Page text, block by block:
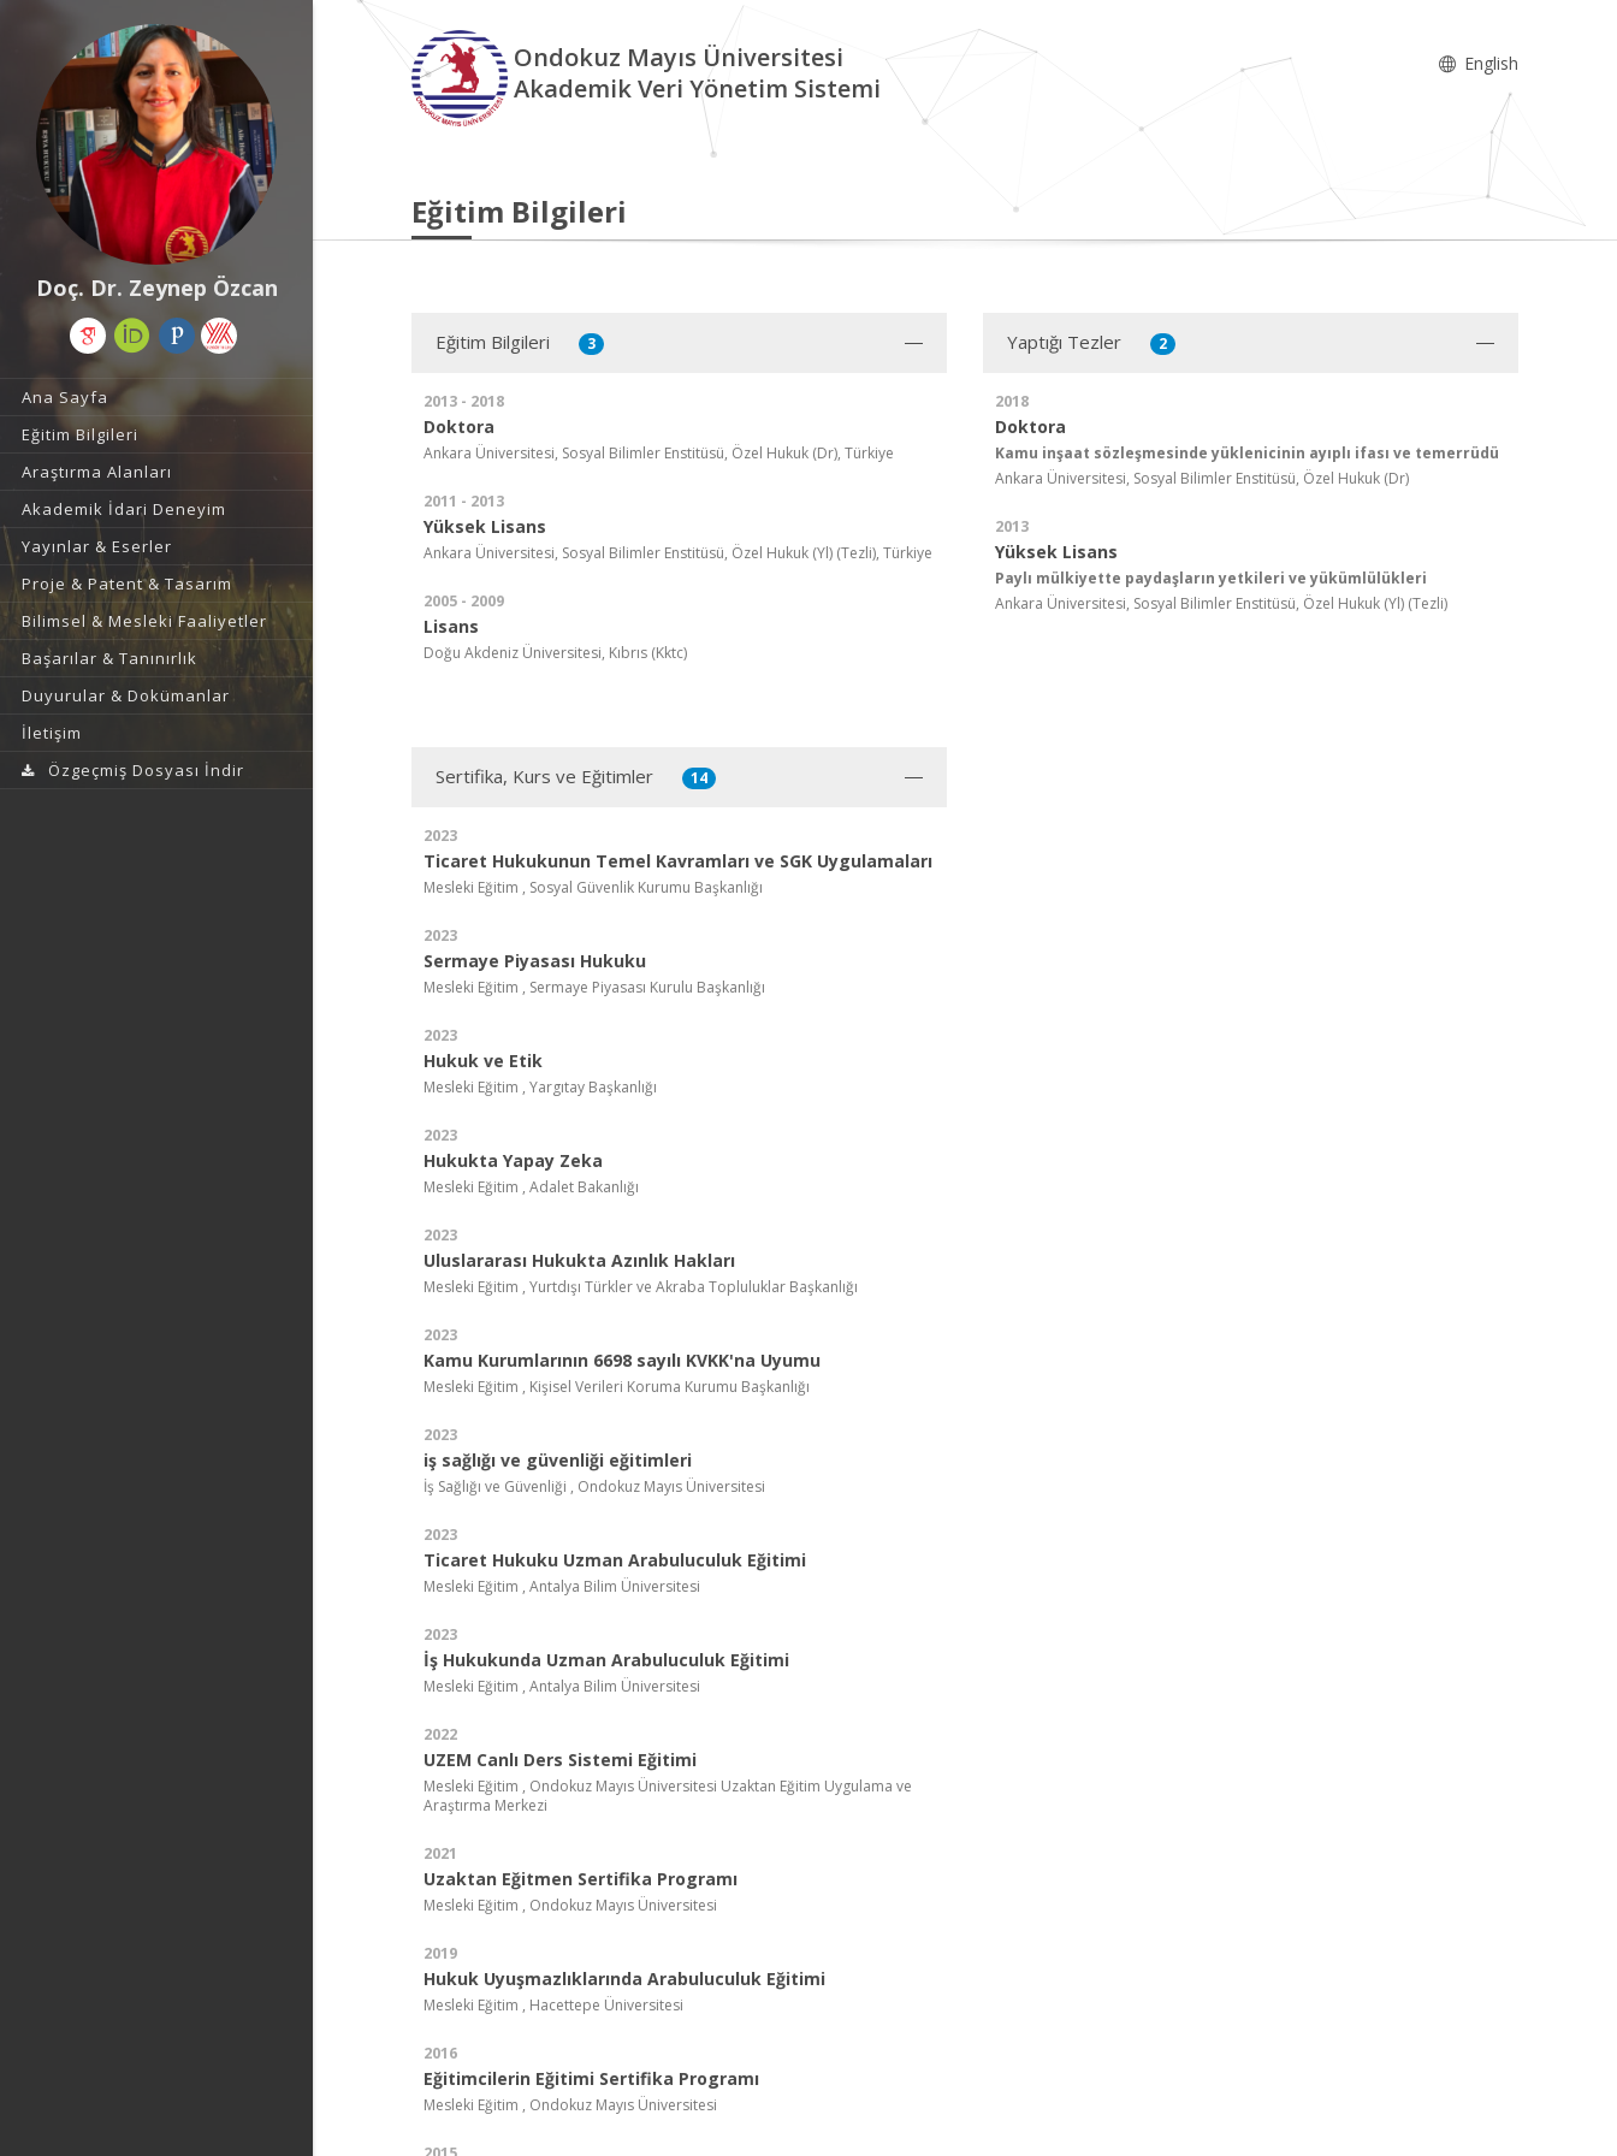
Doç. Dr. Zeynep Özcan
Ana Sayfa
Eğitim Bilgileri
Araştırma Alanları
Akademik İdari Deneyim
Yayınlar & Eserler
Proje & Patent & Tasarım
Bilimsel & Mesleki Faaliyetler
Başarılar & Tanınırlık
Duyurular & Dokümanlar
İletişim
Özgeçmiş Dosyası İndir
Ondokuz Mayıs Üniversitesi
Akademik Veri Yönetim Sistemi
English
Eğitim Bilgileri
Eğitim Bilgileri 3
2013 - 2018
Doktora
Ankara Üniversitesi, Sosyal Bilimler Enstitüsü, Özel Hukuk (Dr), Türkiye
2011 - 2013
Yüksek Lisans
Ankara Üniversitesi, Sosyal Bilimler Enstitüsü, Özel Hukuk (Yl) (Tezli), Türkiye
2005 - 2009
Lisans
Doğu Akdeniz Üniversitesi, Kıbrıs (Kktc)
Yaptığı Tezler 2
2018
Doktora
Kamu inşaat sözleşmesinde yüklenicinin ayıplı ifası ve temerrüdü
Ankara Üniversitesi, Sosyal Bilimler Enstitüsü, Özel Hukuk (Dr)
2013
Yüksek Lisans
Paylı mülkiyette paydaşların yetkileri ve yükümlülükleri
Ankara Üniversitesi, Sosyal Bilimler Enstitüsü, Özel Hukuk (Yl) (Tezli)
Sertifika, Kurs ve Eğitimler 14
2023
Ticaret Hukukunun Temel Kavramları ve SGK Uygulamaları
Mesleki Eğitim , Sosyal Güvenlik Kurumu Başkanlığı
2023
Sermaye Piyasası Hukuku
Mesleki Eğitim , Sermaye Piyasası Kurulu Başkanlığı
2023
Hukuk ve Etik
Mesleki Eğitim , Yargıtay Başkanlığı
2023
Hukukta Yapay Zeka
Mesleki Eğitim , Adalet Bakanlığı
2023
Uluslararası Hukukta Azınlık Hakları
Mesleki Eğitim , Yurtdışı Türkler ve Akraba Topluluklar Başkanlığı
2023
Kamu Kurumlarının 6698 sayılı KVKK'na Uyumu
Mesleki Eğitim , Kişisel Verileri Koruma Kurumu Başkanlığı
2023
iş sağlığı ve güvenliği eğitimleri
İş Sağlığı ve Güvenliği , Ondokuz Mayıs Üniversitesi
2023
Ticaret Hukuku Uzman Arabuluculuk Eğitimi
Mesleki Eğitim , Antalya Bilim Üniversitesi
2023
İş Hukukunda Uzman Arabuluculuk Eğitimi
Mesleki Eğitim , Antalya Bilim Üniversitesi
2022
UZEM Canlı Ders Sistemi Eğitimi
Mesleki Eğitim , Ondokuz Mayıs Üniversitesi Uzaktan Eğitim Uygulama ve
Araştırma Merkezi
2021
Uzaktan Eğitmen Sertifika Programı
Mesleki Eğitim , Ondokuz Mayıs Üniversitesi
2019
Hukuk Uyuşmazlıklarında Arabuluculuk Eğitimi
Mesleki Eğitim , Hacettepe Üniversitesi
2016
Eğitimcilerin Eğitimi Sertifika Programı
Mesleki Eğitim , Ondokuz Mayıs Üniversitesi